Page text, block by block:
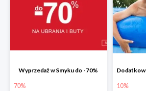
Wyprzedaż w Smyku do -70%
70% 10%